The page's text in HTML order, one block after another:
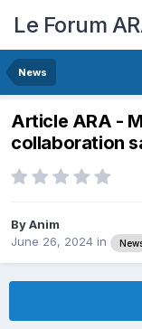
Le Forum
News
Article ARA -
collaboration
ByAnim
June 26, 2024 in